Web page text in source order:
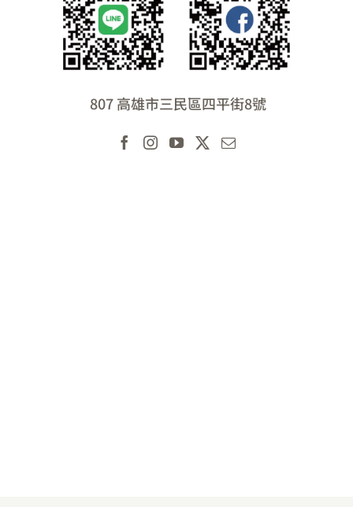
807 高雄市三民區四平街8號